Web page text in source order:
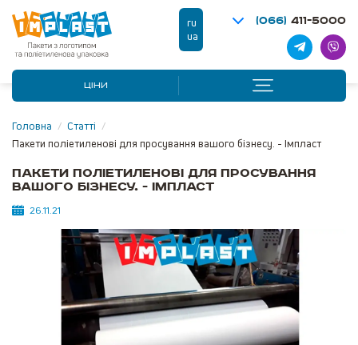
ru
ua
(066) 411-5000
ЦІНИ
Головна / Статті /
Пакети поліетиленові для просування вашого бізнесу. - Імпласт
Пакети поліетиленові для просування
вашого бізнесу. - Імпласт
26.11.21